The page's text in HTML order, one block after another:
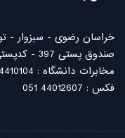
خراسان رضوی - سبزوار -
صندوق پستی 397 - کدپستی: 9617976487
مخابرات دانشگاه : 44410104 051
فکس : 44012607 051